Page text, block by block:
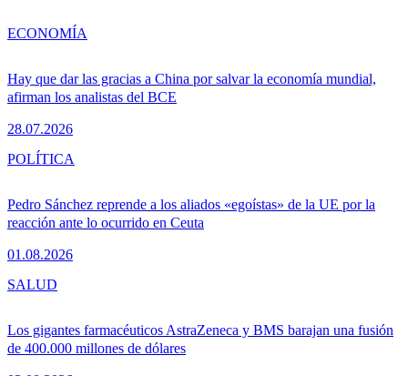
Hay que dar las gracias a China por salvar la economía mundial,
afirman los analistas del BCE
28.07.2026
ECONOMÍA
Pedro Sánchez reprende a los aliados «egoístas» de la UE por la
reacción ante lo ocurrido en Ceuta
01.08.2026
POLÍTICA
Los gigantes farmacéuticos AstraZeneca y BMS barajan una fusión
de 400.000 millones de dólares
SALUD